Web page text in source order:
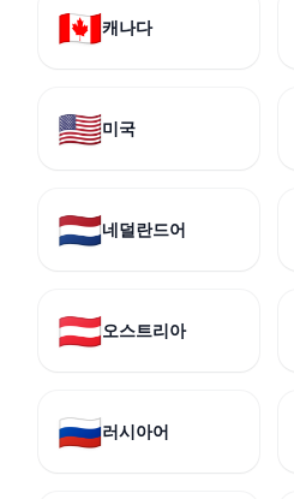
🇨🇦캐나다
🇺🇸미국
🇳🇱네덜란드어
🇦🇹오스트리아
🇷🇺러시아어